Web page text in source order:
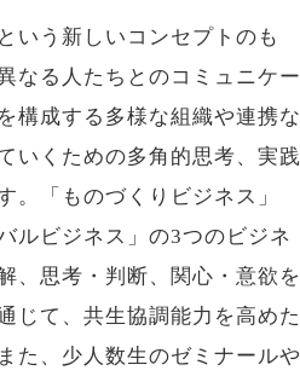
いう新しいコンセプトのも
なる人たちとのコミュニケー
構成する多様な組織や連携な
いくための多角的思考、実践
。「ものづくりビジネス」
ルビジネス」の3つのビジネ
、思考・判断、関心・意欲を
じて、共生協調能力を高めた
た、少人数生のゼミナールや